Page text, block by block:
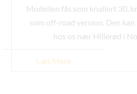
Modellen fås som knallert 30,
som off-road version. Den kan
hos os nær Hillerød i
Læs Mere